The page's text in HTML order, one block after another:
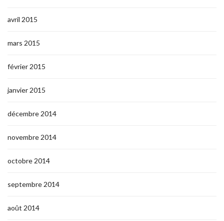
avril 2015
mars 2015
février 2015
janvier 2015
décembre 2014
novembre 2014
octobre 2014
septembre 2014
août 2014